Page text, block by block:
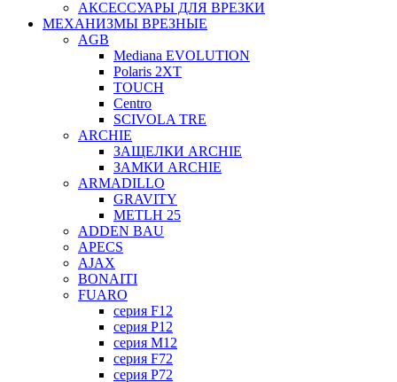
АКСЕССУАРЫ ДЛЯ ВРЕЗКИ
МЕХАНИЗМЫ ВРЕЗНЫЕ
AGB
Mediana EVOLUTION
Polaris 2XT
TOUCH
Centro
SCIVOLA TRE
ARCHIE
ЗАЩЕЛКИ ARCHIE
ЗАМКИ ARCHIE
ARMADILLO
GRAVITY
METLH 25
ADDEN BAU
APECS
AJAX
BONAITI
FUARO
серия F12
серия P12
серия M12
серия F72
серия P72